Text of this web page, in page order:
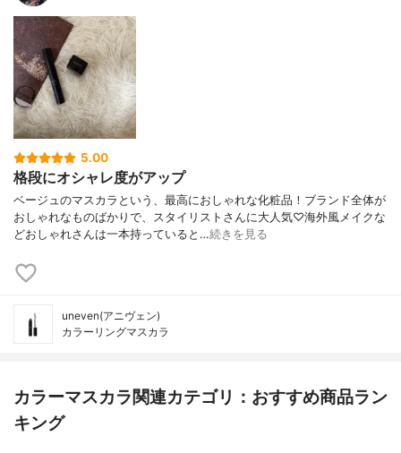
5.00
格段にオシャレ度がアップ
ベージュのマスカラという、最高におしゃれな化粧品！ブランド全体が
おしゃれなものばかりで、スタイリストさんに大人気♡海外風メイクな
どおしゃれさんは一本持っていると…続きを見る
uneven(アニヴェン)
カラーリングマスカラ
カラーマスカラ関連カテゴリ：おすすめ商品ラン
キング